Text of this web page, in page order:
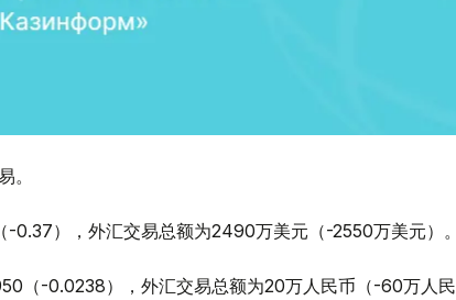
。
0.37），外汇交易总额为2490万美元（-2550万美元）。
（-0.0238），外汇交易总额为20万人民币（-60万人民